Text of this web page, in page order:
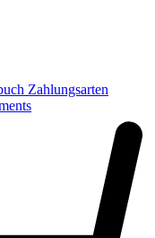
Zahlungsarten